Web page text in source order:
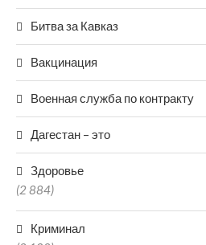
Битва за Кавказ
Вакцинация
Военная служба по контракту
Дагестан – это
Здоровье
(2 884)
Криминал